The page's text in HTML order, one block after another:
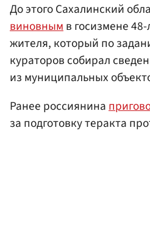
До этого Сахалинский
виновнымв госизмене
жителя, который по
кураторов собирал
из муниципальных
Ранее россиянина
за подготовку теракта